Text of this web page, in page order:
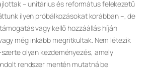
– unitárius és református felekezetű
ilyen próbálkozásokat korábban –, de
vagy kellő hozzáállás híján
még inkább megritkultak. Nem létezik
olyan kezdeményezés, amely
rendszer mentén mutatná be